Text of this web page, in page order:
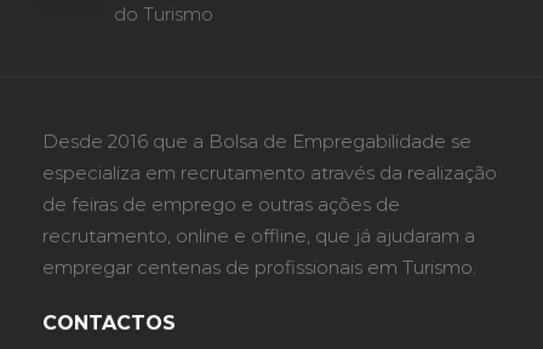
do Turismo
Desde 2016 que a Bolsa de Empregabilidade se
especializa em recrutamento através da realização
de feiras de emprego e outras ações de
recrutamento, online e offline, que já ajudaram a
empregar centenas de profissionais em Turismo.
CONTACTOS